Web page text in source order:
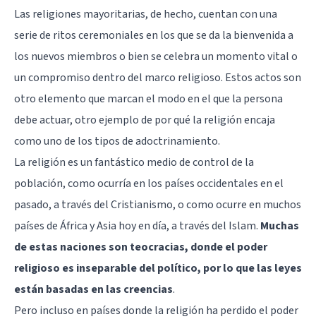
Las religiones mayoritarias, de hecho, cuentan con una
serie de ritos ceremoniales en los que se da la bienvenida a
los nuevos miembros o bien se celebra un momento vital o
un compromiso dentro del marco religioso. Estos actos son
otro elemento que marcan el modo en el que la persona
debe actuar, otro ejemplo de por qué la religión encaja
como uno de los tipos de adoctrinamiento.
La religión es un fantástico medio de control de la
población, como ocurría en los países occidentales en el
pasado, a través del Cristianismo, o como ocurre en muchos
países de África y Asia hoy en día, a través del Islam. Muchas
de estas naciones son teocracias, donde el poder
religioso es inseparable del político, por lo que las leyes
están basadas en las creencias.
Pero incluso en países donde la religión ha perdido el poder